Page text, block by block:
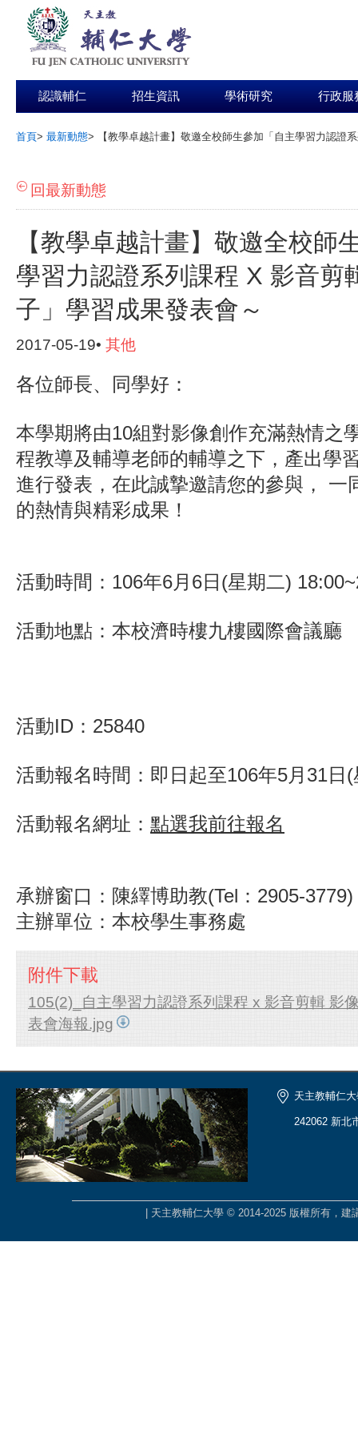
認識輔仁 招生資訊 學術研究 行政服
首頁> 最新動態> 【教學卓越計畫】敬邀全校師生參加「自主學習力認證
回最新動態
【教學卓越計畫】敬邀全校師
學習力認證系列課程 X 影音剪
子」學習成果發表會～
2017-05-19• 其他
各位師長、同學好：
本學期將由10組對影像創作充滿熱情之
程教導及輔導老師的輔導之下，產出學
進行發表，在此誠摯邀請您的參與， 一
的熱情與精彩成果！
活動時間：106年6月6日(星期二)
活動地點：本校濟時樓九樓國際會議廳
活動ID：25840
活動報名時間：即日起至106年5月31日
活動報名網址： 點選我前往報名
承辦窗口：陳繹博助教(Tel：2905-3779)
主辦單位：本校學生事務處
附件下載
105(2)_自主學習力認證系列課程 x 影音剪輯 影
表會海報.jpg
天主教輔仁
242062 新北
| 天主教輔仁大學 © 2014-2025 版權所有，